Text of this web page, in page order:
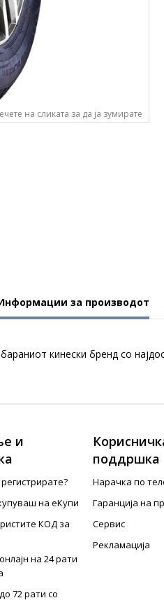
на сликата за да ја зумирате
за производот
кинески бренд со
и
на еКупи
КОД за
на 24 рати
72 рати со
поддршка
Нарачка по
Гаранција на
Сервис
Рекламација